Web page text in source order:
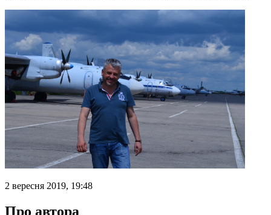
2 вересня 2019, 19:48
Про автора